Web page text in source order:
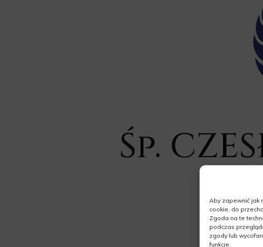
Aby zapewnić jak
cookie, do
Zgoda na te
podczas
zgody lub
funkcje.
Śp.